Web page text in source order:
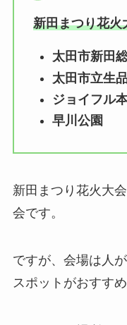
新田まつり花火
太田市新田
太田市立生
ジョイフル
早川公園
新田まつり花火大
会です。
ですが、会場は人
スポットがおすすめ